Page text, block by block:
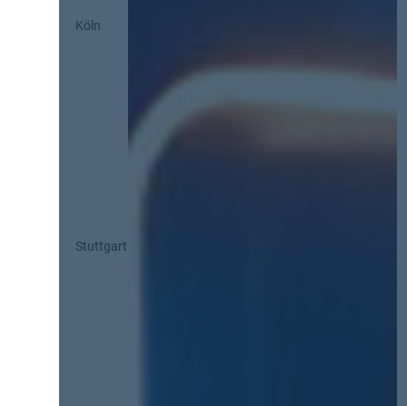
Köln
Stuttgart